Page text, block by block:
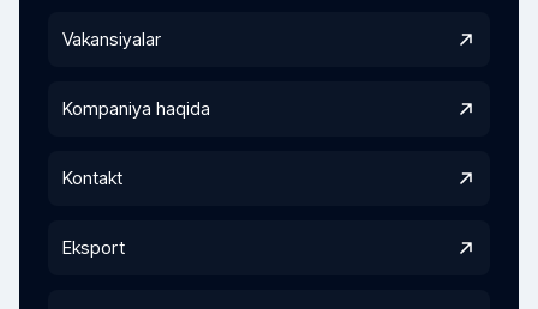
Vakansiyalar
Kompaniya haqida
Kontakt
Eksport